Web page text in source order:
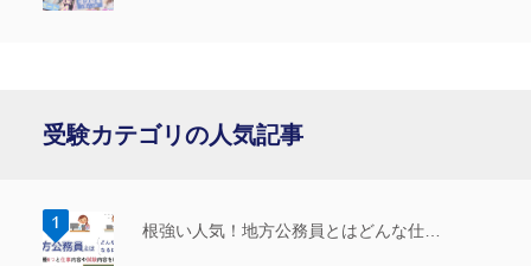
受験カテゴリの人気記事
根強い人気！地方公務員とはどんな仕…